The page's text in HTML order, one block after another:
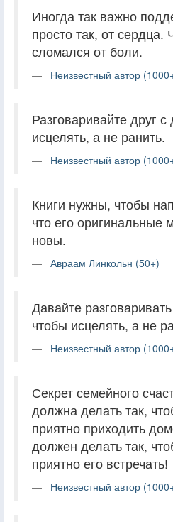
Иногда так важно
просто так, от сердца.
сломался от боли.
Неизвестный автор
Разговаривайте друг
исцелять, а не ранить.
Неизвестный автор
Книги нужны, чтобы
что его оригинальные
новы.
Авраам Линкольн (50+)
Давайте
чтобы исцелять, а не
Неизвестный автор
Секрет семейного
должна делать так,
приятно приходить
должен делать так,
приятно его встречать!
Неизвестный автор